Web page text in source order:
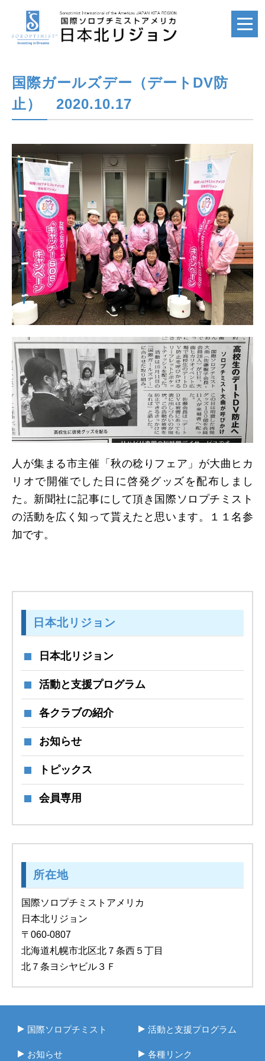
ホーム
HOME
国際ソロプチミスト
アメリカ
SIA
日本北リジョン
JAPAN KITA
リンク
LINK
お問い合わせ
CONTACT
会員専用
MEMBERS ONLY
国際ガールズデー（デートDV防
止） 2020.10.17
人が集まる市主催「秋の稔りフェア」が大曲ヒカ
リオで開催でした日に啓発グッズを配布しまし
た。新聞社に記事にして頂き国際ソロプチミスト
の活動を広く知って貰えたと思います。１１名参
加です。
日本北リジョン
日本北リジョン
活動と支援プログラム
各クラブの紹介
お知らせ
トピックス
会員専用
所在地
国際ソロプチミストアメリカ
日本北リジョン
〒060-0807
北海道札幌市北区北７条西５丁目
北７条ヨシヤビル３Ｆ
国際ソロプチミスト 活動と支援プログラム
お知らせ 各種リンク